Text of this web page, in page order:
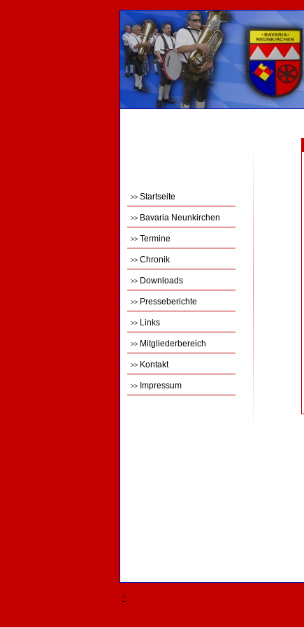
>> Startseite
>> Bavaria Neunkirchen
>> Termine
>> Chronik
>> Downloads
>> Presseberichte
>> Links
>> Mitgliederbereich
>> Kontakt
>> Impressum
^